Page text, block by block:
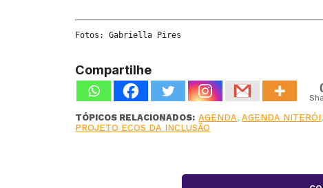
Fotos: Gabriella Pires
Compartilhe
TÓPICOS RELACIONADOS: AGENDA,AGENDA NITERÓI
PROJETO ECOS DA INCLUSÃO